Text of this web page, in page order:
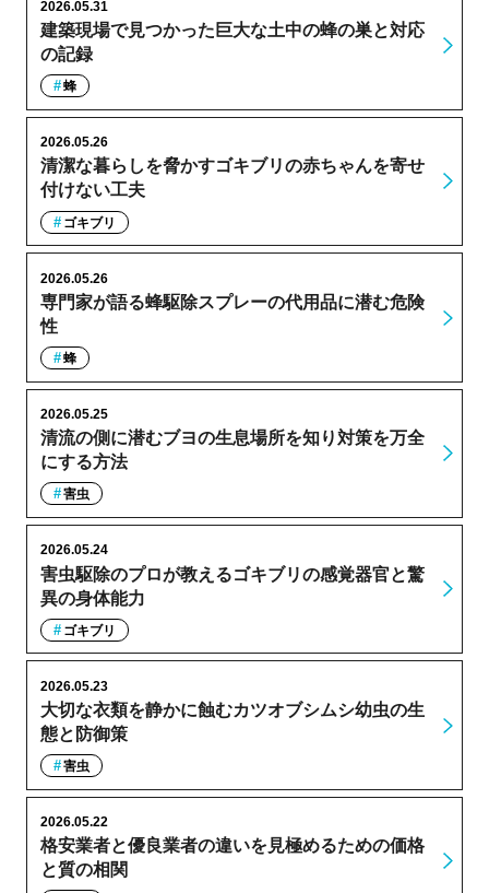
建築現場で見つかった巨大な土中の蜂の巣と対応
の記録
2026.05.31
蜂
清潔な暮らしを脅かすゴキブリの赤ちゃんを寄せ
付けない工夫
2026.05.26
ゴキブリ
専門家が語る蜂駆除スプレーの代用品に潜む危険
性
2026.05.26
蜂
清流の側に潜むブヨの生息場所を知り対策を万全
にする方法
2026.05.25
害虫
害虫駆除のプロが教えるゴキブリの感覚器官と驚
異の身体能力
2026.05.24
ゴキブリ
大切な衣類を静かに蝕むカツオブシムシ幼虫の生
態と防御策
2026.05.23
害虫
格安業者と優良業者の違いを見極めるための価格
と質の相関
2026.05.22